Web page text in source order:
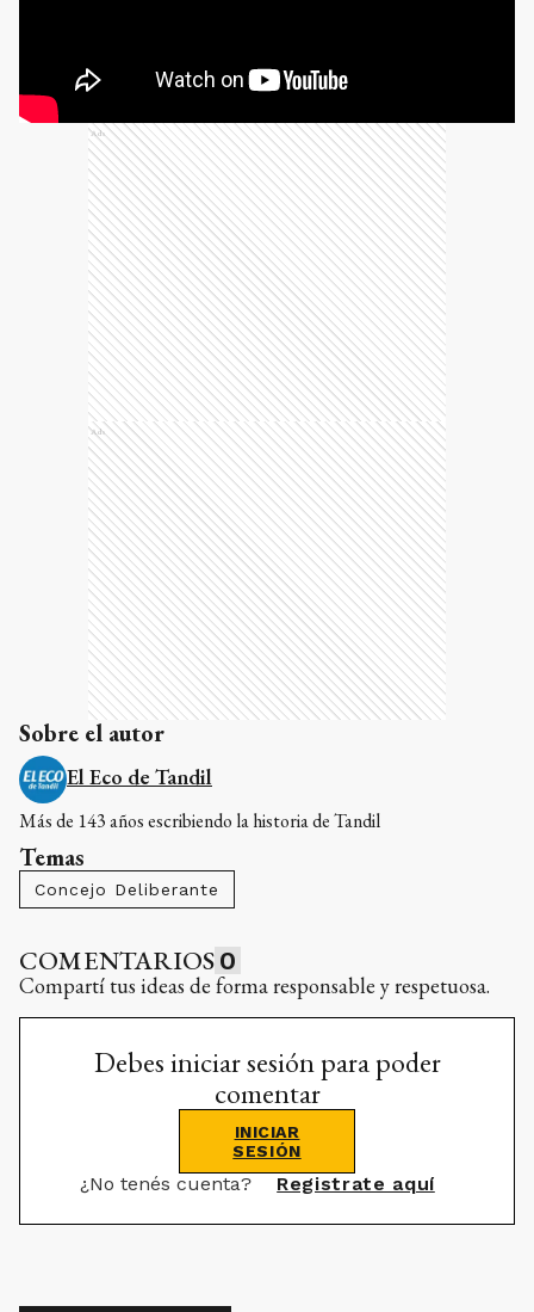
Ads
Ads
Sobre el autor
El Eco de Tandil
Más de 143 años escribiendo la historia de Tandil
Temas
Concejo Deliberante
COMENTARIOS 0
Compartí tus ideas de forma responsable y respetuosa.
Debes iniciar sesión para poder
comentar
INICIAR
SESIÓN
¿No tenés cuenta? Registrate aquí